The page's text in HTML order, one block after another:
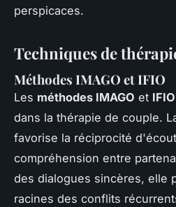
perspicaces.
Techniques de
Méthodes IMAGO et IFIO
Les méthodes IMAGO et IFIO
dans la thérapie de couple.
favorise la réciprocité
compréhension entre
des dialogues sincères, elle
racines des conflits